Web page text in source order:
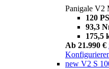
Panigale V2
120 PS
93,3
175,5
Ab 21.990 €
new V2 S